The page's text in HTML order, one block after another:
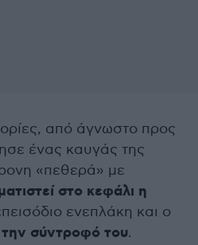
από άγνωστο προς
ένας καυγάς της
«πεθερά» με
στο κεφάλι η
ενεπλάκη και ο
σύντροφό του.